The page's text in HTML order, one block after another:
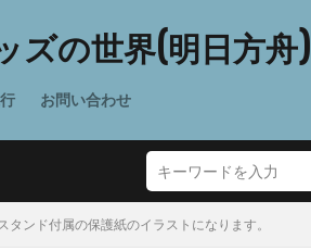
ズの世界(明日方舟)
お問い合わせ
ンド付属の保護紙のイラストになります。